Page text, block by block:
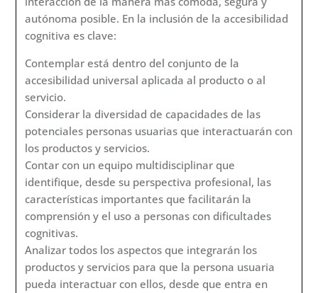
autónoma posible. En la inclusión de la accesibilidad
cognitiva es clave:
Contemplar está dentro del conjunto de la
accesibilidad universal aplicada al producto o al
servicio.
Considerar la diversidad de capacidades de las
potenciales personas usuarias que interactuarán con
los productos y servicios.
Contar con un equipo multidisciplinar que
identifique, desde su perspectiva profesional, las
características importantes que facilitarán la
comprensión y el uso a personas con dificultades
cognitivas.
Analizar todos los aspectos que integrarán los
productos y servicios para que la persona usuaria
pueda interactuar con ellos, desde que entra en